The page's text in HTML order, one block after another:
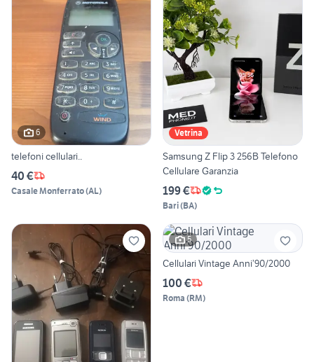
6
telefoni cellulari..
40 €
Casale Monferrato(AL)
Vetrina
Samsung Z Flip 3 256B Telefono
Cellulare Garanzia
199 €
Bari(BA)
5
Cellulari Vintage Anni’90/2000
100 €
Roma (RM)